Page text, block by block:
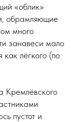
«облик»
обрамляющие
много
занавеси мало
как лёгкого (по
Кремлёвского
пустот и